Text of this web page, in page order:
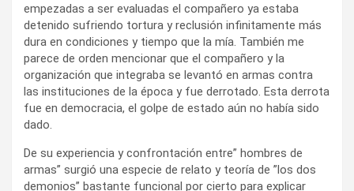
empezadas a ser evaluadas el compañero ya estaba
detenido sufriendo tortura y reclusión infinitamente más
dura en condiciones y tiempo que la mía. También me
parece de orden mencionar que el compañero y la
organización que integraba se levantó en armas contra
las instituciones de la época y fue derrotado. Esta derrota
fue en democracia, el golpe de estado aún no había sido
dado.
De su experiencia y confrontación entre” hombres de
armas” surgió una especie de relato y teoría de ”los dos
demonios” bastante funcional por cierto para explicar